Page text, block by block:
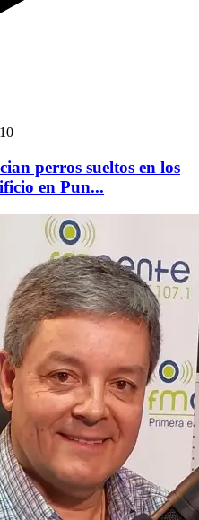
perros sueltos en los
en Pun...